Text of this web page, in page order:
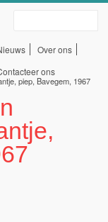
Zoeken
Over ons
ons
piep, Bavegem, 1967